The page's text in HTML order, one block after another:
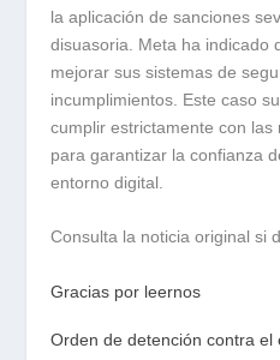
la aplicación de sanciones
disuasoria. Meta ha indicado
mejorar sus sistemas de
incumplimientos. Este caso
cumplir estrictamente con
para garantizar la confianza
entorno digital.
Consulta la noticia original si
Gracias por leernos
Orden de detención contra el